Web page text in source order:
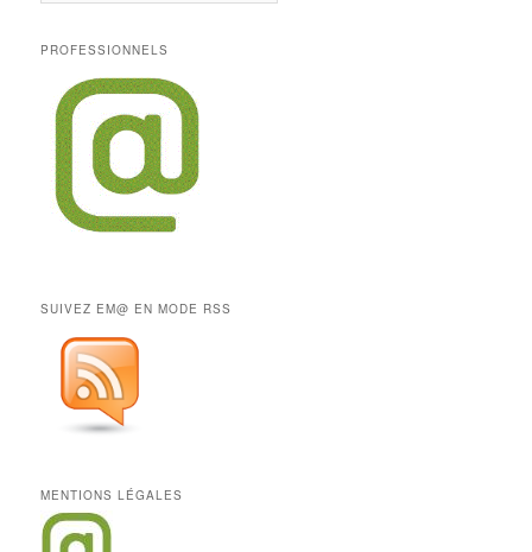
PROFESSIONNELS
SUIVEZ EM@ EN MODE RSS
MENTIONS LÉGALES